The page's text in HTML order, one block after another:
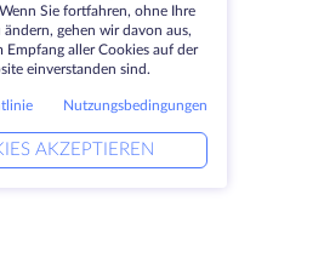
Sie fortfahren, ohne Ihre
ändern, gehen wir davon aus,
Empfang aller Cookies auf der
einverstanden sind.
Nutzungsbedingungen
AKZEPTIEREN